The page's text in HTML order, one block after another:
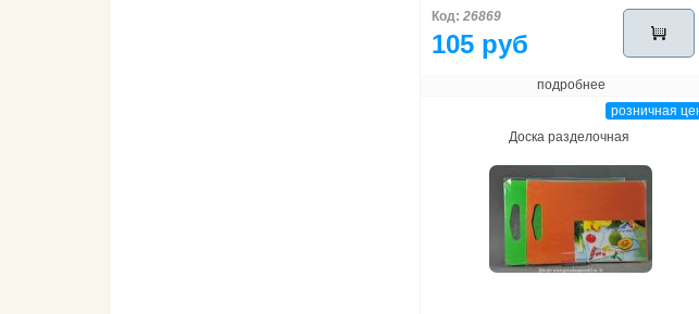
Код: 26869
105 руб
подробнее
розничная
Доска разделочная